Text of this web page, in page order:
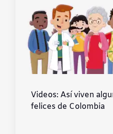
Videos: Así viven
felices de Colombia